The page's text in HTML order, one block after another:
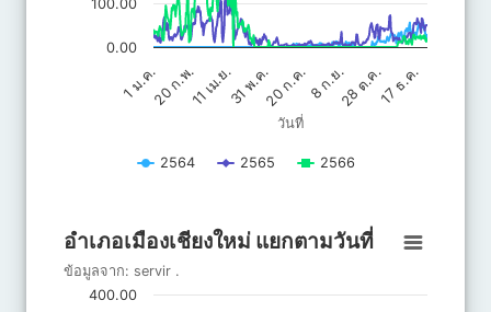
วันที่
1 ม.ค. 20 ก.ค.
20 ก.พ.11 เม.ย.31 พ.ค. 8 ก.ย.28 ต.ค.17 ธ.ค.
0.00
100.00
2564 2565 2566
อำเภอเมืองเชียงใหม่ แยกตามวันที่
Line chart with 6 lines.
ข้อมูลจาก: servir .
อำเภอเมืองเชียงใหม่ แยกตามวันที่
ข้อมูลจาก: servir .
400.00